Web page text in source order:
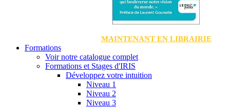
MAINTENANT EN LIBRAIRIE
Formations
Voir notre catalogue complet
Formations et Stages d'IRIS
Développez votre intuition
Niveau 1
Niveau 2
Niveau 3